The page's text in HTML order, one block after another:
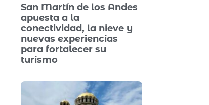
San Martín de los Andes
apuesta a la
conectividad, la nieve y
nuevas experiencias
para fortalecer su
turismo